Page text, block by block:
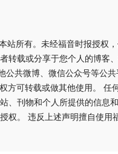
站所有。未经福音时报授权
转载或分享于您个人的博客
公共微博、微信公众号等公
方可转载或做其他使用。
、刊物和个人所提供的信息
权。 违反上述声明擅自使用